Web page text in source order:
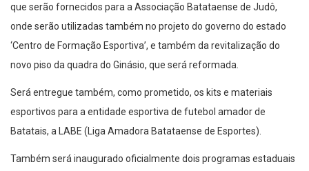
que serão fornecidos para a Associação Batataense de Judô,
onde serão utilizadas também no projeto do governo do estado
‘Centro de Formação Esportiva’, e também da revitalização do
novo piso da quadra do Ginásio, que será reformada.
Será entregue também, como prometido, os kits e materiais
esportivos para a entidade esportiva de futebol amador de
Batatais, a LABE (Liga Amadora Batataense de Esportes).
Também será inaugurado oficialmente dois programas estaduais